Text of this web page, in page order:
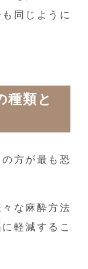
同じように
種類と
方が最も恐
な麻酔方法
軽減するこ